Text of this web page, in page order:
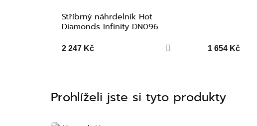
Stříbrný náhrdelník Hot
Diamonds Infinity DN096
2 247 Kč 1 654 Kč
Prohlíželi jste si tyto produkty